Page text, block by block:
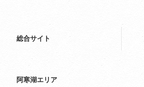
総合サイト
阿寒湖エリア